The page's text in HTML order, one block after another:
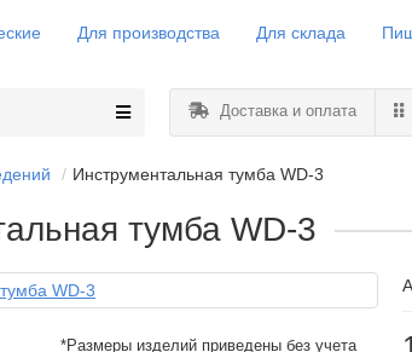
Для производства Для склада
Доставка и оплата
Инструментальная тумба WD-3
тумба WD-3
*Размеры изделий приведены без учета